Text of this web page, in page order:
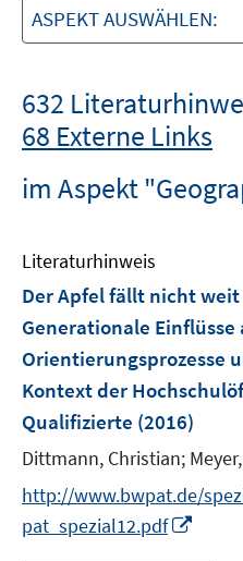
ASPEKT AUSWÄHLEN:
632
68 Externe Links
im Aspekt
Literaturhinweis
Der Apfel fällt nicht weit
Generationale
Orientierungsprozesse
Kontext der
Qualifizierte (2016)
Dittmann, Christian;
http://www.bwpat.de/
pat_spezial12.pdf